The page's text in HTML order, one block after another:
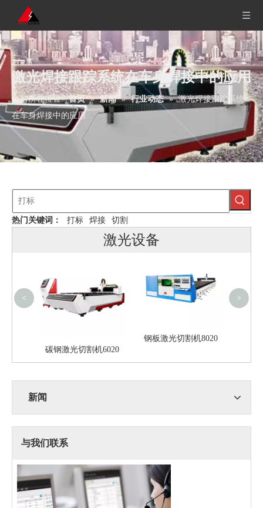
激光焊接跟踪系统在车身焊接中的应用
当前所在位置: 首页 » 新闻 » 行业动态 » 激光焊接跟踪系统
在车身焊接中的应用
热门关键词： 打标 焊接 切割
激光设备
碳钢激光切割机6020
钢板激光切割机8020
< >
新闻
与我们联系